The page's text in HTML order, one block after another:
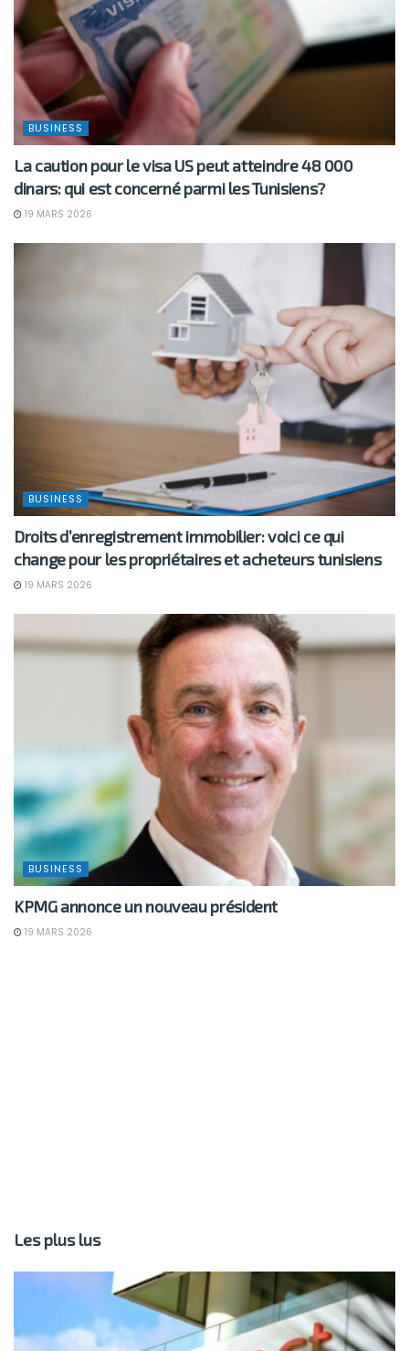
BUSINESS
La caution pour le visa US peut atteindre 48 000
dinars: qui est concerné parmi les Tunisiens?
19 MARS 2026
BUSINESS
Droits d’enregistrement immobilier: voici ce qui
change pour les propriétaires et acheteurs tunisiens
19 MARS 2026
BUSINESS
KPMG annonce un nouveau président
19 MARS 2026
Les plus lus